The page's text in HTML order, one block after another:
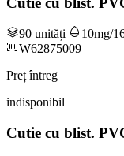
90 unități 10mg/
W62875009
Preț întreg
indisponibil
Cutie cu blist.